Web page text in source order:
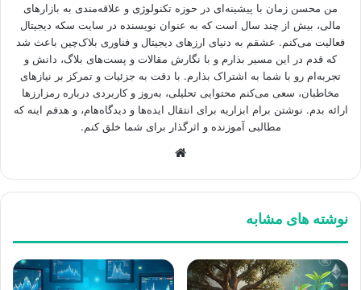
من محسن زمان با پیشینه‌ای در حوزه تکنولوژی و علاقه‌مندی به بازارهای
مالی، بیش از چند سال است که به عنوان نویسنده در سایت سکه دیجیتال
فعالیت می‌کنم. عشقم به دنیای ارزهای دیجیتال و فناوری بلاک‌چین باعث شد
که قدم در این مسیر بذارم و با نگارش مقالات و پست‌های بلاگ، دانش و
تجربه‌ام رو با شما به اشتراک بذارم. با دقت به جزئیات و تمرکز بر نیازهای
مخاطبان، سعی می‌کنم محتوایی تحلیلی، به‌روز و کاربردی درباره رمزارزها
ارائه بدم. نوشتن برام ابزاریه برای انتقال ایده‌ها و دیدگاه‌هام، و هدفم اینه که
مطالبی آموزنده و اثرگذار برای شما خلق کنم.
نوشته های مشابه